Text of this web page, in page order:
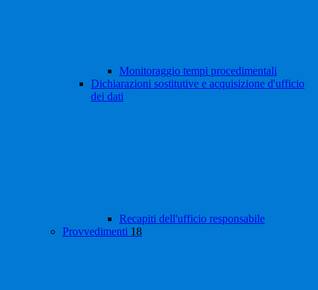
Monitoraggio tempi procedimentali
Dichiarazioni sostitutive e acquisizione d'ufficio
dei dati
Recapiti dell'ufficio responsabile
Provvedimenti 18